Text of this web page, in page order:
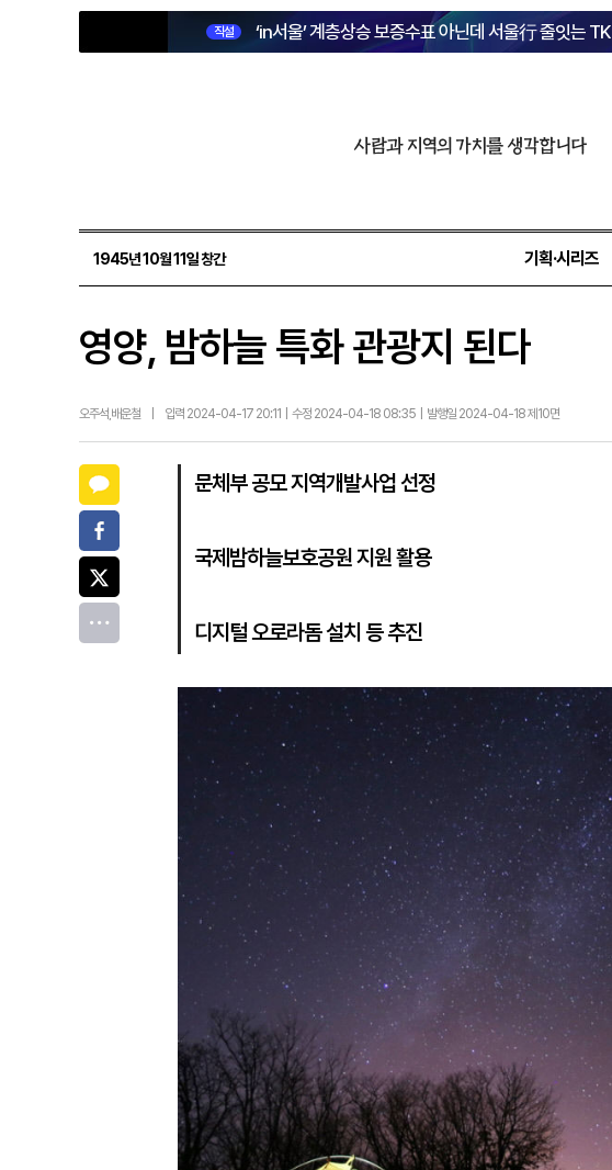
직설 ‘in서울’ 계층상승 보증수표 아닌데 서울行 줄잇는 TK
사람과 지역의 가치를 생각합니다
1945년 10월 11일 창간 기획·시리즈
영양, 밤하늘 특화 관광지 된다
오주석,배운철 입력 2024-04-17 20:11 | 수정 2024-04-18 08:35 | 발행일 2024-04-18 제10면
문체부 공모 지역개발사업 선정
국제밤하늘보호공원 지원 활용
디지털 오로라돔 설치 등 추진